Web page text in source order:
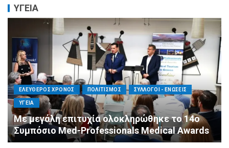
ΥΓΕΙΑ
ΕΛΕΥΘΕΡΟΣ ΧΡΟΝΟΣ ΟΙΚΟΝΟΜΙΑ ΥΓΕΙΑ
Καταστροφικές δαπάνες υγείας και η
αντιμετώπισή τους